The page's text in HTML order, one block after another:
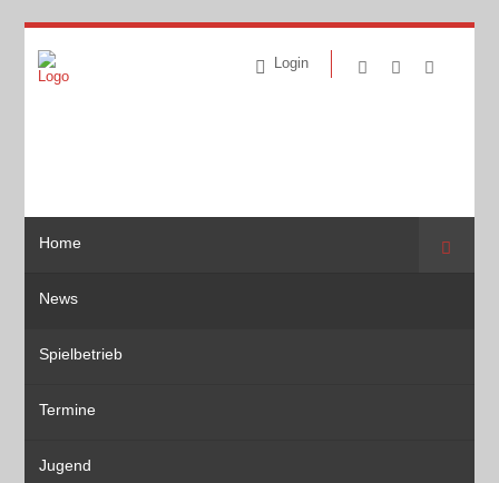
Login
Home
News
Spielbetrieb
Termine
Jugend
Suche